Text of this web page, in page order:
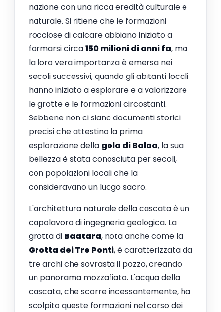
nazione con una ricca eredità culturale e
naturale. Si ritiene che le formazioni
rocciose di calcare abbiano iniziato a
formarsi circa150 milioni di anni fa, ma
la loro vera importanza è emersa nei
secoli successivi, quando gli abitanti locali
hanno iniziato a esplorare e a valorizzare
le grotte e le formazioni circostanti.
Sebbene non ci siano documenti storici
precisi che attestino la prima
esplorazione della gola di Balaa, la sua
bellezza è stata conosciuta per secoli,
con popolazioni locali che la
consideravano un luogo sacro.
L'architettura naturale della cascata è un
capolavoro di ingegneria geologica. La
grotta di Baatara, nota anche come la
Grotta dei Tre Ponti, è caratterizzata da
tre archi che sovrasta il pozzo, creando
un panorama mozzafiato. L'acqua della
cascata, che scorre incessantemente, ha
scolpito queste formazioni nel corso dei